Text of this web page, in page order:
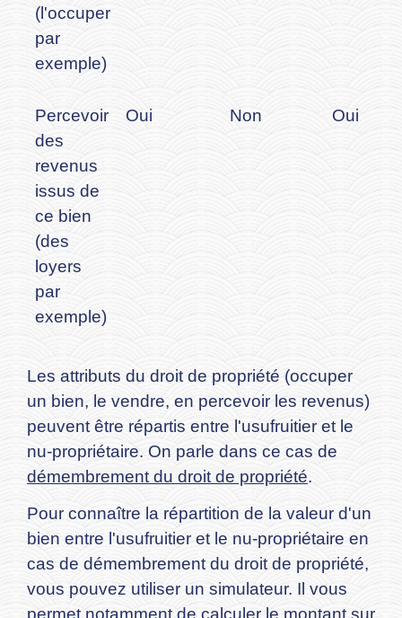
(l'occuper
par
exemple)
Percevoir
des
revenus
issus de
ce bien
(des
loyers
par
exemple)
Oui Non Oui
Les attributs du droit de propriété (occuper
un bien, le vendre, en percevoir les revenus)
peuvent être répartis entre l'usufruitier et le
nu-propriétaire. On parle dans ce cas de
démembrement du droit de propriété.
Pour connaître la répartition de la valeur d'un
bien entre l'usufruitier et le nu-propriétaire en
cas de démembrement du droit de propriété,
vous pouvez utiliser un simulateur. Il vous
permet notamment de calculer le montant sur